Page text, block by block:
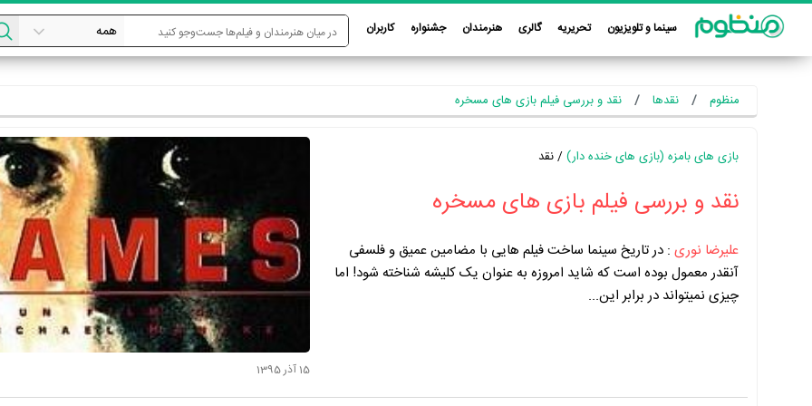
سینما و تلویزیون تحریریه گالری هنرمندان جشنواره کاربران
منظوم نقدها نقد و بررسی فیلم بازی های مسخره
بازی های بامزه (بازی های خنده دار)/ نقد
نقد و بررسی فیلم بازی های مسخره
علیرضا نوری : در تاریخ سینما ساخت فیلم هایی با مضامین عمیق و فلسفی
آنقدر معمول بوده است که شاید امروزه به عنوان یک کلیشه شناخته شود! اما
چیزی نمیتواند در برابر این...
15 آذر 1395